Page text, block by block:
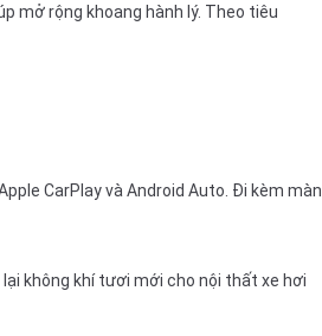
mở rộng khoang hành lý. Theo tiêu
CarPlay và Android Auto. Đi kèm màn
không khí tươi mới cho nội thất xe hơi